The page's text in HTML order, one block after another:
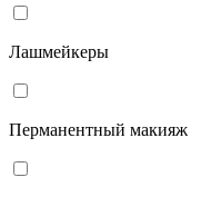
Лашмейкеры
Перманентный макияж